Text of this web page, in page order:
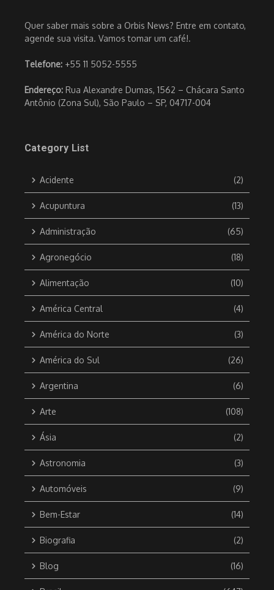
Quer saber mais sobre a Orbis News? Entre em contato,
agende sua visita. Vamos tomar um café!.
Telefone: +55 11 5052-5555
Endereço: Rua Alexandre Dumas, 1562 – Chácara Santo
Antônio (Zona Sul), São Paulo – SP, 04717-004
Category List
Acidente (2)
Acupuntura (13)
Administração (65)
Agronegócio (18)
Alimentação (10)
América Central (4)
América do Norte (3)
América do Sul (26)
Argentina (6)
Arte (108)
Ásia (2)
Astronomia (3)
Automóveis (9)
Bem-Estar (14)
Biografia (2)
Blog (16)